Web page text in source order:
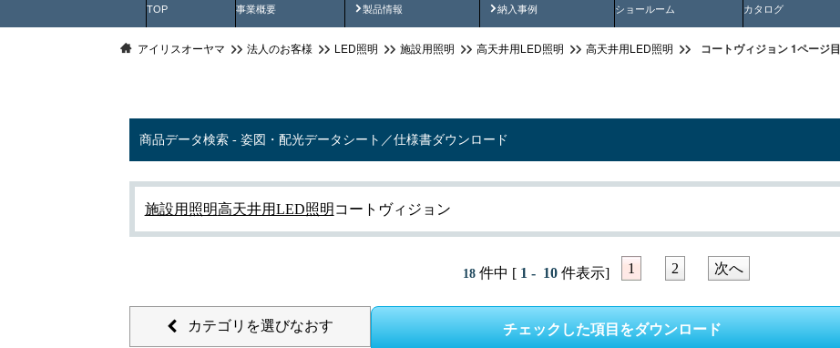
TOP 事業概要 製品情報
製品動画 納入事例
納入事例動画 ショールーム カタログ
アイリスオーヤマ 法人のお客様 LED照明 施設用照明 高天井用LED照明 高天井用LED照明 コートヴィジョン 1ページ目
商品データ検索 - 姿図・配光データシート／仕様書ダウンロード
施設用照明高天井用LED照明 コートヴィジョン
18件中 [ 1 - 10件表示] 1 2 次へ
カテゴリを選びなおす